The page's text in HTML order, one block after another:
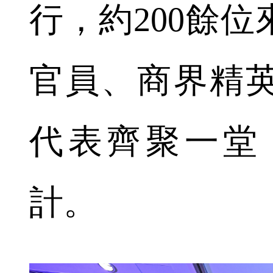
行，約200餘位
官員、商界精
代表齊聚一堂
計。